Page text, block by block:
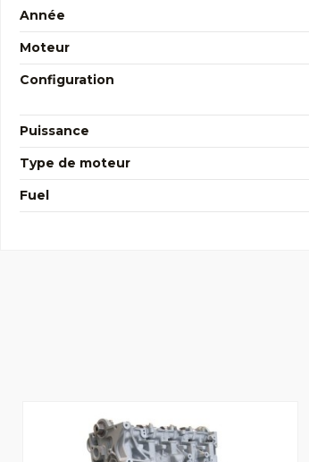
Année
Moteur
Configuration
Puissance
Type de moteur
Fuel